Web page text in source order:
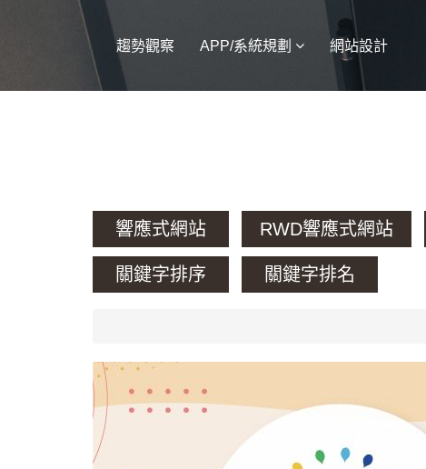
趨勢觀察 APP/系統規劃 網站設計
響應式網站 RWD響應式網站
關鍵字排序 關鍵字排名